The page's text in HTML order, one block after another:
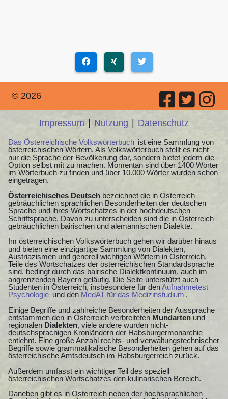
© 2026
Impressum | Nutzung | Datenschutz
Das Österreichische Volkswörterbuch ist eine Sammlung von
österreichischen Wörtern. Als Volkswörterbuch stellt es nicht
nur die Sprache der Bevölkerung dar, sondern bietet jedem die
Option selbst mit zu machen. Momentan sind über 1400 Wörter
im Wörterbuch zu finden und über 10.000 Wörter wurden schon
eingetragen.
Österreichisches Deutsch bezeichnet die in Österreich
gebräuchlichen sprachlichen Besonderheiten der deutschen
Sprache und ihres Wortschatzes in der hochdeutschen
Schriftsprache. Davon zu unterscheiden sind die in Österreich
gebräuchlichen bairischen und alemannischen Dialekte.
Im österreichischen Volkswörterbuch gehen wir darüber hinaus
und bieten eine einzigartige Sammlung von Dialekten,
Austriazismen und generell wichtigen Wörtern in Österreich.
Teile des Wortschatzes der österreichischen Standardsprache
sind, bedingt durch das bairische Dialektkontinuum, auch im
angrenzenden Bayern geläufig. Die Seite unterstützt auch
Studenten in Österreich, insbesondere für denAufnahmetest
Psychologie und den MedAT für das Medizinstudium .
Einige Begriffe und zahlreiche Besonderheiten der Aussprache
entstammen den in Österreich verbreiteten Mundarten und
regionalen Dialekten, viele andere wurden nicht-
deutschsprachigen Kronländern der Habsburgermonarchie
entlehnt. Eine große Anzahl rechts- und verwaltungstechnischer
Begriffe sowie grammatikalische Besonderheiten gehen auf das
österreichische Amtsdeutsch im Habsburgerreich zurück.
Außerdem umfasst ein wichtiger Teil des speziell
österreichischen Wortschatzes den kulinarischen Bereich.
Daneben gibt es in Österreich neben der hochsprachlichen